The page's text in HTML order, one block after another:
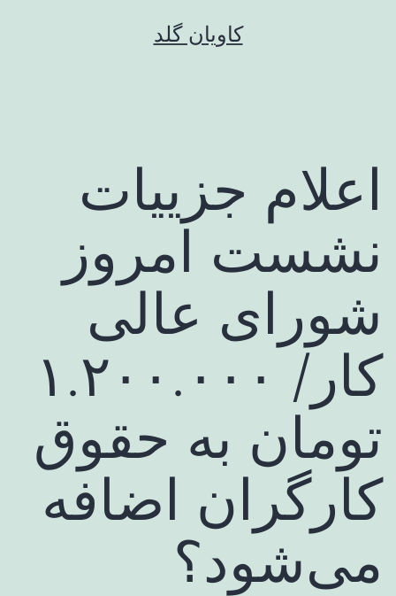
کاویان گلد
اعلام جزییات
نشست امروز
شورای عالی
کار/ ۱.۲۰۰.۰۰۰
تومان به حقوق
کارگران اضافه
می‌شود؟